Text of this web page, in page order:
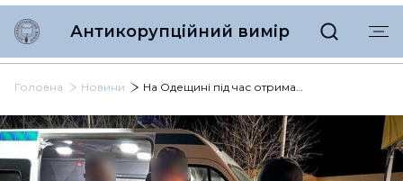
Антикорупційний вимір
Головна Новини На Одещині під час отримання хабаря затримали держінспектора Укртрансбезпеки